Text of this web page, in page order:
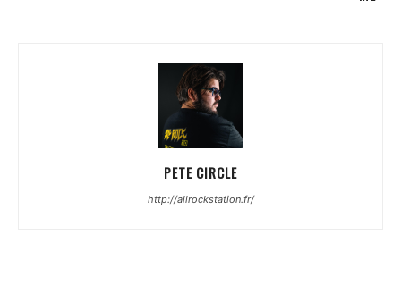
PETE CIRCLE
http://allrockstation.fr/